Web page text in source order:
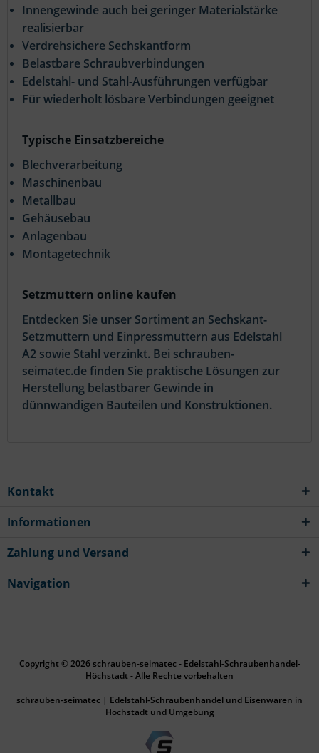
Innengewinde auch bei geringer Materialstärke
realisierbar
Verdrehsichere Sechskantform
Belastbare Schraubverbindungen
Edelstahl- und Stahl-Ausführungen verfügbar
Für wiederholt lösbare Verbindungen geeignet
Typische Einsatzbereiche
Blechverarbeitung
Maschinenbau
Metallbau
Gehäusebau
Anlagenbau
Montagetechnik
Setzmuttern online kaufen
Entdecken Sie unser Sortiment an Sechskant-
Setzmuttern und Einpressmuttern aus Edelstahl
A2 sowie Stahl verzinkt. Bei schrauben-
seimatec.de finden Sie praktische Lösungen zur
Herstellung belastbarer Gewinde in
dünnwandigen Bauteilen und Konstruktionen.
Kontakt
Informationen
Zahlung und Versand
Navigation
Copyright © 2026 schrauben-seimatec - Edelstahl-Schraubenhandel-
Höchstadt - Alle Rechte vorbehalten
schrauben-seimatec | Edelstahl-Schraubenhandel und Eisenwaren in
Höchstadt und Umgebung